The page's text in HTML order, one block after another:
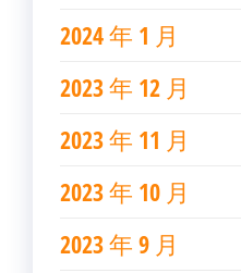
2024 年 1 月
2023 年 12 月
2023 年 11 月
2023 年 10 月
2023 年 9 月